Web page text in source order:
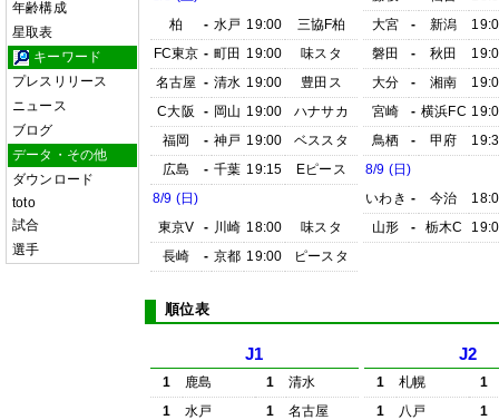
年齢構成
星取表
キーワード
プレスリリース
ニュース
ブログ
データ・その他
ダウンロード
toto
試合
選手
柏
- 水戸 19:00
三協F柏
FC東京 - 町田 19:00
味スタ
名古屋 - 清水 19:00
豊田ス
C大阪
- 岡山 19:00
ハナサカ
福岡
- 神戸 19:00
ベススタ
広島
- 千葉 19:15
Eピース
8/9 (日)
東京V
- 川崎 18:00
味スタ
長崎
- 京都 19:00 ピースタ
大宮
- 新潟
磐田
- 秋田
大分
- 湘南
宮崎
- 横浜FC
鳥栖
- 甲府
8/9 (日)
いわき - 今治
山形
- 栃木C
順位表
J1
1 鹿島 1
清水
1
水戸 1
名古屋
J2
1 札幌
1
1
八戸
1